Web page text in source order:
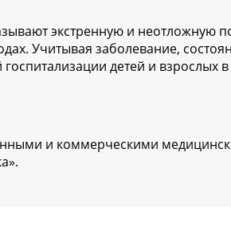
экстренную и неотложную
Учитывая заболевание,
детей и взрослых
и коммерческими